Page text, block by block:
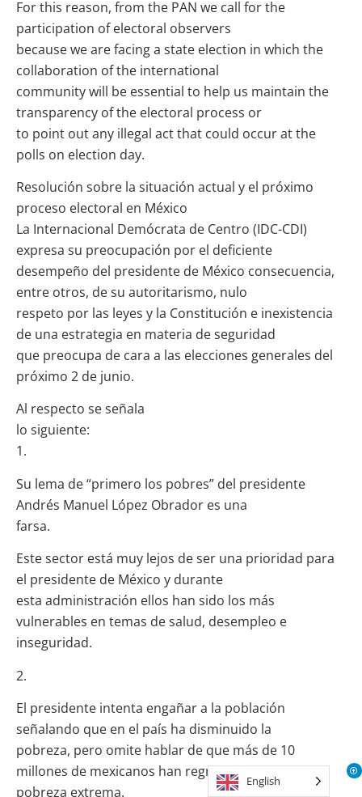
For this reason, from the PAN we call for the
participation of electoral observers
because we are facing a state election in which the
collaboration of the international
community will be essential to help us maintain the
transparency of the electoral process or
to point out any illegal act that could occur at the
polls on election day.
Resolución sobre la situación actual y el próximo
proceso electoral en México
La Internacional Demócrata de Centro (IDC-CDI)
expresa su preocupación por el deficiente
desempeño del presidente de México consecuencia,
entre otros, de su autoritarismo, nulo
respeto por las leyes y la Constitución e inexistencia
de una estrategia en materia de seguridad
que preocupa de cara a las elecciones generales del
próximo 2 de junio.
Al respecto se señala
lo siguiente:
1.
Su lema de “primero los pobres” del presidente
Andrés Manuel López Obrador es una
farsa.
Este sector está muy lejos de ser una prioridad para
el presidente de México y durante
esta administración ellos han sido los más
vulnerables en temas de salud, desempleo e
inseguridad.
2.
El presidente intenta engañar a la población
señalando que en el país ha disminuido la
pobreza, pero omite hablar de que más de 10
millones de mexicanos han regresado a la
pobreza extrema.
English